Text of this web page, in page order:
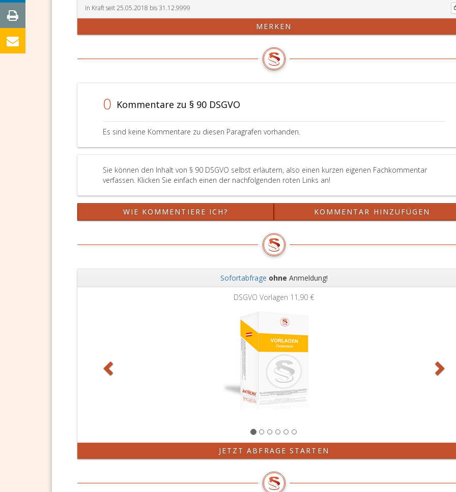
In Kraft seit 25.05.2018 bis 31.12.9999
MERKEN
0 Kommentare zu § 90 DSGVO
Es sind keine Kommentare zu diesen Paragrafen vorhanden.
Sie können den Inhalt von § 90 DSGVO selbst erläutern, also einen kurzen eigenen Fachkommentar
verfassen. Klicken Sie einfach einen der nachfolgenden roten Links an!
WIE KOMMENTIERE ICH? KOMMENTAR HINZUFÜGEN
Sofortabfrage ohne Anmeldung!
DSGVO Vorlagen 11,90 €
JETZT ABFRAGE STARTEN